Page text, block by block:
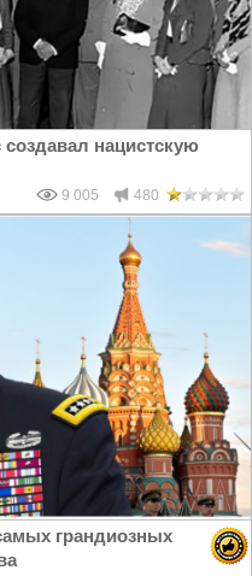
создавал нацистскую
9 005 480
грандиозных